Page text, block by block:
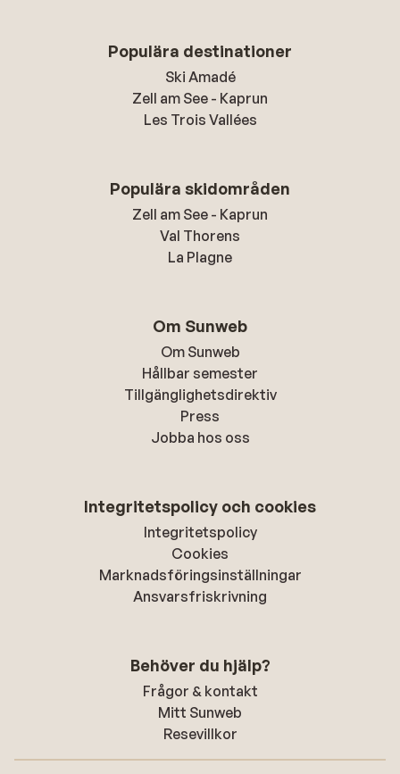
Populära destinationer
Ski Amadé
Zell am See - Kaprun
Les Trois Vallées
Populära skidområden
Zell am See - Kaprun
Val Thorens
La Plagne
Om Sunweb
Om Sunweb
Hållbar semester
Tillgänglighetsdirektiv
Press
Jobba hos oss
Integritetspolicy och cookies
Integritetspolicy
Cookies
Marknadsföringsinställningar
Ansvarsfriskrivning
Behöver du hjälp?
Frågor & kontakt
Mitt Sunweb
Resevillkor